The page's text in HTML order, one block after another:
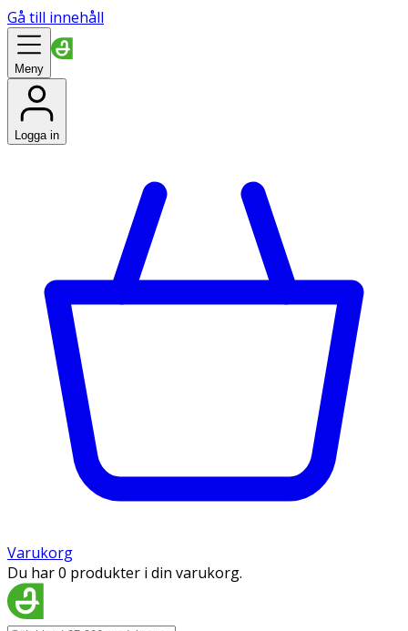
Gå till innehåll
Meny
Logga in
Varukorg
Du har 0 produkter i din varukorg.